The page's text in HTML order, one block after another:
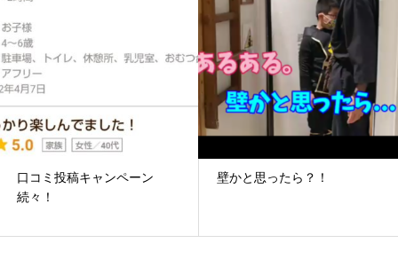
口コミ投稿キャンペーン
続々！
壁かと思ったら？！